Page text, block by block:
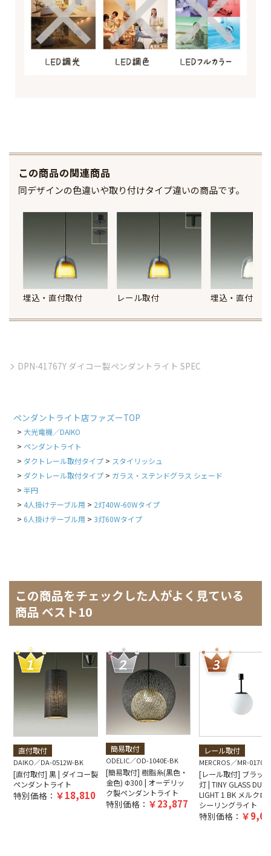
この商品の関連商品
同デザインの色違いや取り付けタイプ違いの商品です。
埋込・直付取付 レール取付 埋込・直付取付
DPN-41767Y ダイコー製ペンダントライト SPEC
ペンダントライト店ファズーTOP
大光電機／DAIKO
ペンダントライト
ダクトレール取付タイプ
スタイリッシュ
ダクトレール取付タイプ
ガラス・ステンドグラス シェード
半円
4人掛けテーブル用
2灯40W-60Wタイプ
6人掛けテーブル用
3灯60Wタイプ
この商品をチェックした人がよく見ている
商品 ベスト10
直付取付
DAIKO DA-0512W-BK
[直付取付] 黒 | ダイコー製
ペンダントライト
特別価格： 18,810
簡易取付
ODELIC OD-1040E-BK
[簡易取付] 樹脂糸(黒色・
金色) Φ300 | オーデリッ
ク製ペンダントライト
特別価格： 23,877
レール取付
MERCROS MR-
[レール取付] ブラッ
灯 | TINY GLASS DUCT
LIGHT 1 BK メルクロ
シーリングライト
特別価格：